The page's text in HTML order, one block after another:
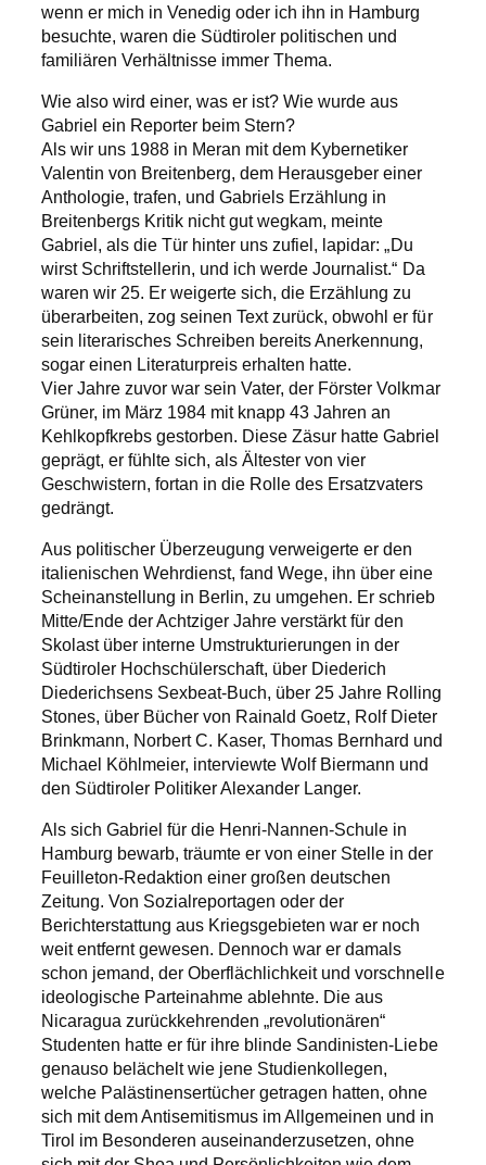
wenn er mich in Venedig oder ich ihn in Hamburg
besuchte, waren die Südtiroler politischen und
familiären Verhältnisse immer Thema.
Wie also wird einer, was er ist? Wie wurde aus
Gabriel ein Reporter beim Stern?
Als wir uns 1988 in Meran mit dem Kybernetiker
Valentin von Breitenberg, dem Herausgeber einer
Anthologie, trafen, und Gabriels Erzählung in
Breitenbergs Kritik nicht gut wegkam, meinte
Gabriel, als die Tür hinter uns zufiel, lapidar: „Du
wirst Schriftstellerin, und ich werde Journalist.“ Da
waren wir 25. Er weigerte sich, die Erzählung zu
überarbeiten, zog seinen Text zurück, obwohl er für
sein literarisches Schreiben bereits Anerkennung,
sogar einen Literaturpreis erhalten hatte.
Vier Jahre zuvor war sein Vater, der Förster Volkmar
Grüner, im März 1984 mit knapp 43 Jahren an
Kehlkopfkrebs gestorben. Diese Zäsur hatte Gabriel
geprägt, er fühlte sich, als Ältester von vier
Geschwistern, fortan in die Rolle des Ersatzvaters
gedrängt.
Aus politischer Überzeugung verweigerte er den
italienischen Wehrdienst, fand Wege, ihn über eine
Scheinanstellung in Berlin, zu umgehen. Er schrieb
Mitte/Ende der Achtziger Jahre verstärkt für den
Skolast über interne Umstrukturierungen in der
Südtiroler Hochschülerschaft, über Diederich
Diederichsens Sexbeat-Buch, über 25 Jahre Rolling
Stones, über Bücher von Rainald Goetz, Rolf Dieter
Brinkmann, Norbert C. Kaser, Thomas Bernhard und
Michael Köhlmeier, interviewte Wolf Biermann und
den Südtiroler Politiker Alexander Langer.
Als sich Gabriel für die Henri-Nannen-Schule in
Hamburg bewarb, träumte er von einer Stelle in der
Feuilleton-Redaktion einer großen deutschen
Zeitung. Von Sozialreportagen oder der
Berichterstattung aus Kriegsgebieten war er noch
weit entfernt gewesen. Dennoch war er damals
schon jemand, der Oberflächlichkeit und vorschnelle
ideologische Parteinahme ablehnte. Die aus
Nicaragua zurückkehrenden „revolutionären“
Studenten hatte er für ihre blinde Sandinisten-Liebe
genauso belächelt wie jene Studienkollegen,
welche Palästinensertücher getragen hatten, ohne
sich mit dem Antisemitismus im Allgemeinen und in
Tirol im Besonderen auseinanderzusetzen, ohne